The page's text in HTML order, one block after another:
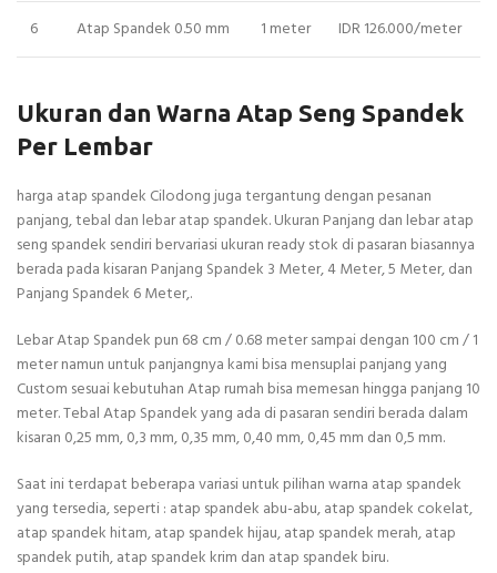
6 Atap Spandek 0.50 mm 1 meter IDR 126.000/meter
Ukuran dan Warna Atap Seng Spandek
Per Lembar
harga atap spandek Cilodong juga tergantung dengan pesanan
panjang, tebal dan lebar atap spandek. Ukuran Panjang dan lebar atap
seng spandek sendiri bervariasi ukuran ready stok di pasaran biasannya
berada pada kisaran Panjang Spandek 3 Meter, 4 Meter, 5 Meter, dan
Panjang Spandek 6 Meter,.
Lebar Atap Spandek pun 68 cm / 0.68 meter sampai dengan 100 cm / 1
meter namun untuk panjangnya kami bisa mensuplai panjang yang
Custom sesuai kebutuhan Atap rumah bisa memesan hingga panjang 10
meter. Tebal Atap Spandek yang ada di pasaran sendiri berada dalam
kisaran 0,25 mm, 0,3 mm, 0,35 mm, 0,40 mm, 0,45 mm dan 0,5 mm.
Saat ini terdapat beberapa variasi untuk pilihan warna atap spandek
yang tersedia, seperti : atap spandek abu-abu, atap spandek cokelat,
atap spandek hitam, atap spandek hijau, atap spandek merah, atap
spandek putih, atap spandek krim dan atap spandek biru.